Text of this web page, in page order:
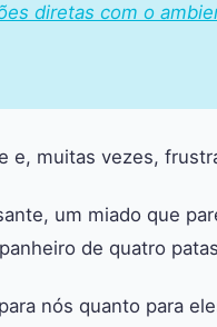
diretas com o
e, muitas vezes,
um miado que
de quatro
nós quanto para